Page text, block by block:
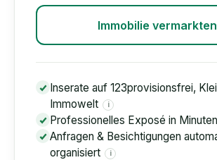
Immobilie vermarkten
Inserate auf 123provisionsfrei,
Immowelt
i
Professionelles Exposé in Minuten
Anfragen & Besichtigungen
organisiert
i